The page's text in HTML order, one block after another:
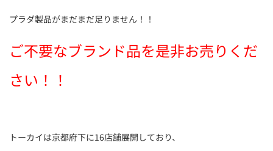
プラダ製品がまだまだ足りません！！
ご不要なブランド品を是非お売りくだ
さい！！
トーカイは京都府下に16店舗展開しており、